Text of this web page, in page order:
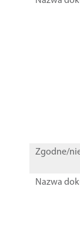
Zgodne/
Nazwa